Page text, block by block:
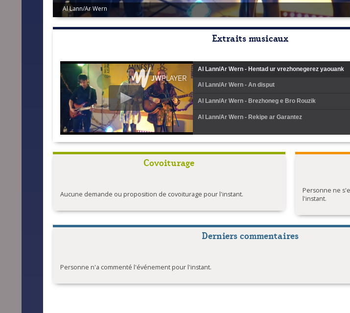
Quéré/Le Pape
Extraits musicaux
Al Lann/Ar Wern - Hentad ur vrezhonegerez yaouank
Al Lann/Ar Wern - An disput
Al Lann/Ar Wern - Brezhoneg e Bro Rouzik
Al Lann/Ar Wern - Rekipe ar Garantez
Covoiturage
Aucune demande ou proposition de covoiturage pour l'instant.
Personne ne
l'instant.
Derniers commentaires
Personne n'a commenté l'événement pour l'instant.